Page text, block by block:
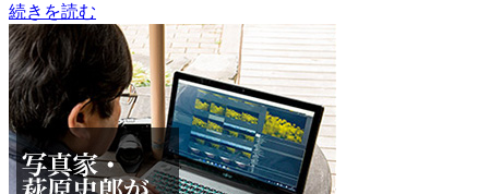
続きを読む